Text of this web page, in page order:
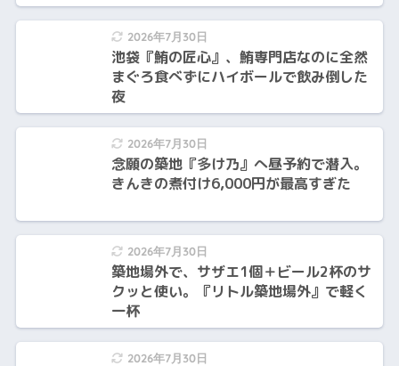
2026年7月30日
池袋『鮪の匠心』、鮪専門店なのに全然
まぐろ食べずにハイボールで飲み倒した
夜
2026年7月30日
念願の築地『多け乃』へ昼予約で潜入。
きんきの煮付け6,000円が最高すぎた
2026年7月30日
築地場外で、サザエ1個＋ビール2杯のサ
クッと使い。『リトル築地場外』で軽く
一杯
2026年7月30日